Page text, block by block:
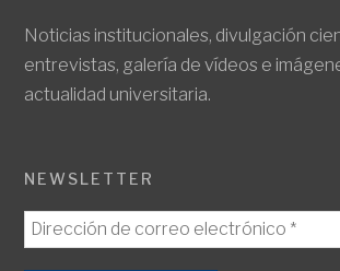
Noticias institucionales, divulgación
entrevistas, galería de vídeos e
actualidad universitaria.
NEWSLETTER